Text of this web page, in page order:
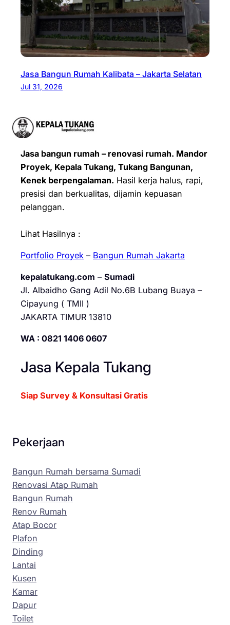
Jasa Bangun Rumah Kalibata – Jakarta Selatan
Jul 31, 2026
Jasa bangun rumah – renovasi rumah. Mandor
Proyek, Kepala Tukang, Tukang Bangunan,
Kenek berpengalaman. Hasil kerja halus, rapi,
presisi dan berkualitas, dijamin kepuasan
pelanggan.
Lihat Hasilnya :
Portfolio Proyek – Bangun Rumah Jakarta
kepalatukang.com – Sumadi
Jl. Albaidho Gang Adil No.6B Lubang Buaya –
Cipayung ( TMII )
JAKARTA TIMUR 13810
WA : 0821 1406 0607
Jasa Kepala Tukang
Siap Survey & Konsultasi Gratis
Pekerjaan
Bangun Rumah bersama Sumadi
Renovasi Atap Rumah
Bangun Rumah
Renov Rumah
Atap Bocor
Plafon
Dinding
Lantai
Kusen
Kamar
Dapur
Toilet